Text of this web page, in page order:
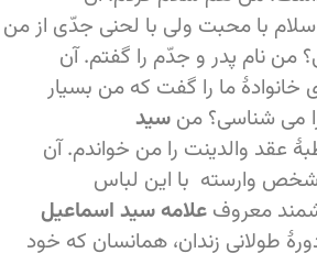
با محبت ولی با لحنی جدّی از من
من نام پدر و جدّم را گفتم. آن
ما را گفت که من بسیار
می شناسی؟ من سید
عقد والدینت را من خواندم. آن
وارسته با این لباس
معروف علامه سید اسماعیل
طولانی زندان، همانسان که خود